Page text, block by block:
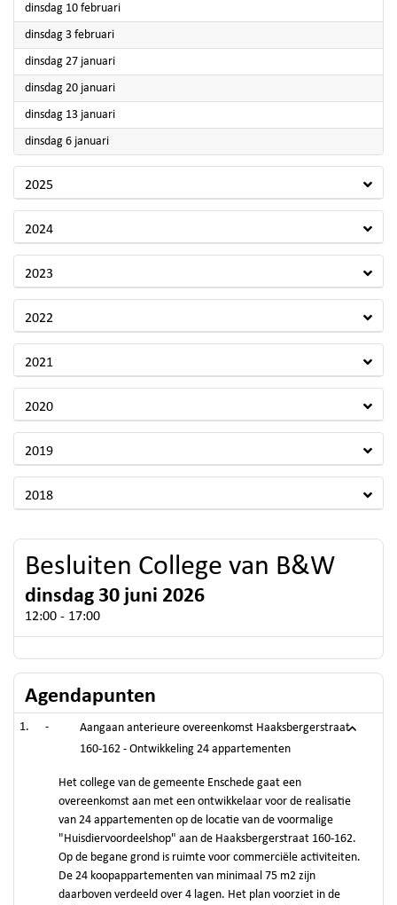
dinsdag 10 februari2026
dinsdag 3 februari2026
dinsdag 27 januari2026
dinsdag 20 januari2026
dinsdag 13 januari2026
dinsdag 6 januari2026
2025
2024
2023
2022
2021
2020
2019
2018
Besluiten College van B&W
dinsdag 30 juni 2026
12:00 - 17:00
Agendapunten
-
Aangaan anterieure overeenkomst Haaksbergerstraat
160-162 - Ontwikkeling 24 appartementen
Het college van de gemeente Enschede gaat een
overeenkomst aan met een ontwikkelaar voor de realisatie
van 24 appartementen op de locatie van de voormalige
"Huisdiervoordeelshop" aan de Haaksbergerstraat 160-162.
Op de begane grond is ruimte voor commerciële activiteiten.
De 24 koopappartementen van minimaal 75 m2 zijn
daarboven verdeeld over 4 lagen. Het plan voorziet in de